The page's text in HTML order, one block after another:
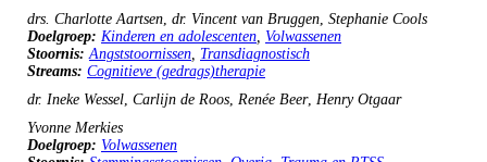
drs. Charlotte Aartsen, dr. Vincent van Bruggen, Stephanie Cools
Doelgroep: Kinderen en adolescenten, Volwassenen
Stoornis: Angststoornissen, Transdiagnostisch
Streams: Cognitieve (gedrags)therapie
dr. Ineke Wessel, Carlijn de Roos, Renée Beer, Henry Otgaar
Yvonne Merkies
Doelgroep: Volwassenen